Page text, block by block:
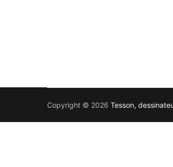
Copyright © 2026 Tesson,